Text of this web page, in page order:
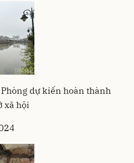
dự kiến hoàn thành
xã hội